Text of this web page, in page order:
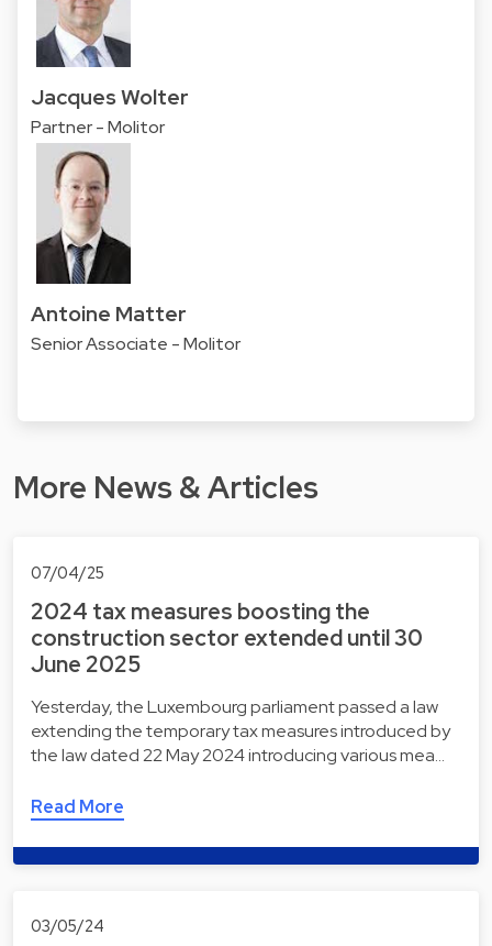
Jacques Wolter
Partner - Molitor
Antoine Matter
Senior Associate - Molitor
More News & Articles
07/04/25
2024 tax measures boosting the
construction sector extended until 30
June 2025
Yesterday, the Luxembourg parliament passed a law
extending the temporary tax measures introduced by
the law dated 22 May 2024 introducing various mea…
Read More
03/05/24